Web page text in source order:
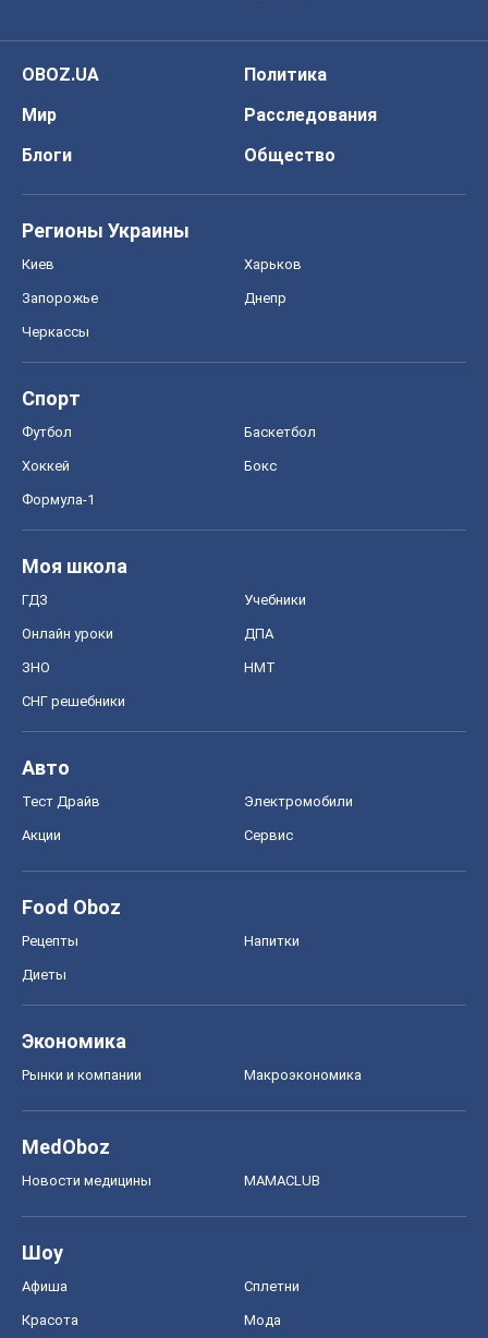
OBOZ.UA
Политика
Мир
Расследования
Блоги
Общество
Регионы Украины
Киев Харьков
Запорожье Днепр
Черкассы
Спорт
Футбол Баскетбол
Хоккей Бокс
Формула-1
Моя школа
ГДЗ Учебники
Онлайн уроки ДПА
ЗНО НМТ
СНГ решебники
Авто
Тест Драйв Электромобили
Акции Сервис
Food Oboz
Рецепты Напитки
Диеты
Экономика
Рынки и компании Mакроэкономика
MedOboz
Новости медицины MAMACLUB
Шоу
Афиша Сплетни
Красота Мода